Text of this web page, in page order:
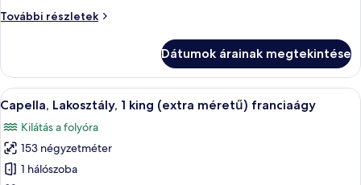
két
(Riverfront)
További részletek
Premier
ággyal
(Riverfront)
további
részletei
Dátumok árainak megtekintése
A
következő
szoba
összes
képének
Egy modern szállodaszoba,
7
Capella, Lakosztály, 1 king (extra méretű) franciaágy
Kilátás a folyóra
153 négyzetméter
1 hálószoba